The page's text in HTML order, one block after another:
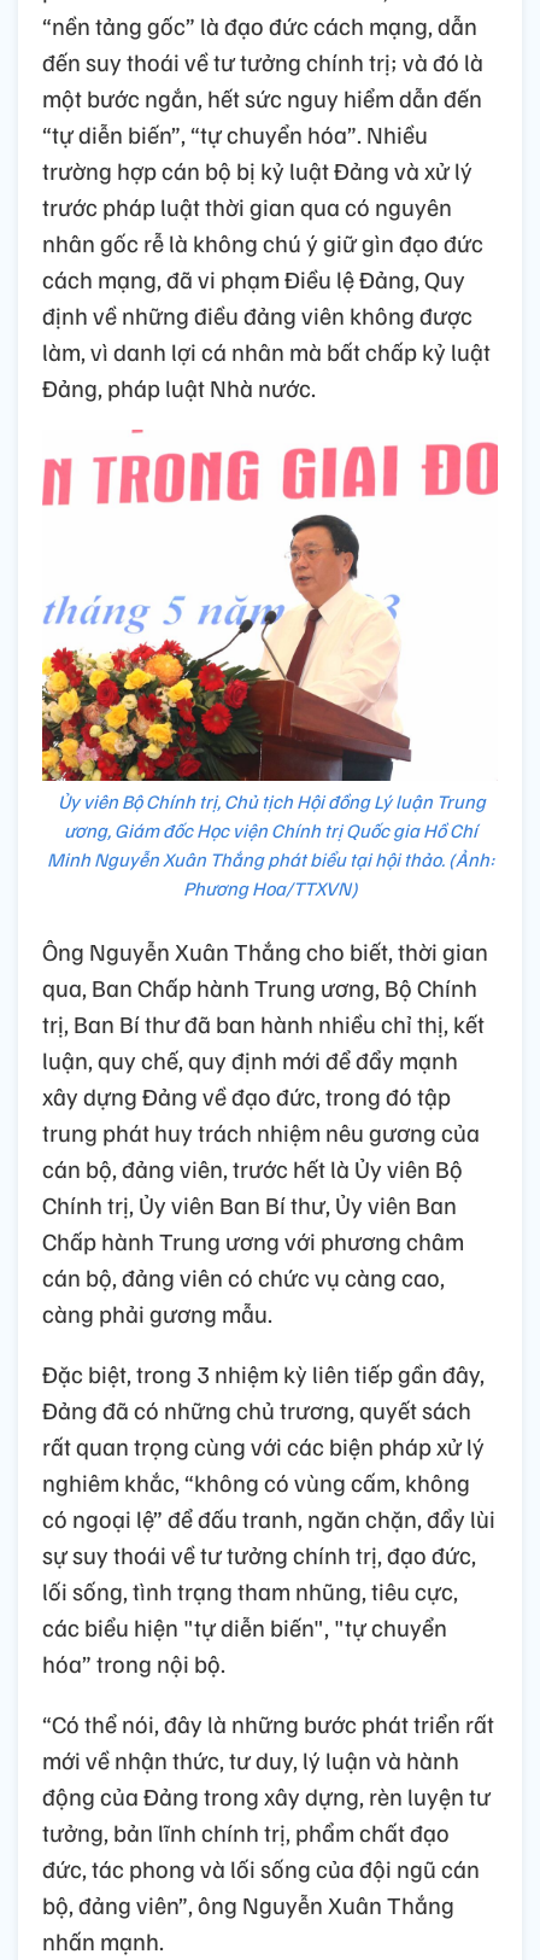
“nền tảng gốc” là đạo đức cách mạng, dẫn
đến suy thoái về tư tưởng chính trị; và đó là
một bước ngắn, hết sức nguy hiểm dẫn đến
“tự diễn biến”, “tự chuyển hóa”. Nhiều
trường hợp cán bộ bị kỷ luật Đảng và xử lý
trước pháp luật thời gian qua có nguyên
nhân gốc rễ là không chú ý giữ gìn đạo đức
cách mạng, đã vi phạm Điều lệ Đảng, Quy
định về những điều đảng viên không được
làm, vì danh lợi cá nhân mà bất chấp kỷ luật
Đảng, pháp luật Nhà nước.
Ủy viên Bộ Chính trị, Chủ tịch Hội đồng Lý luận Trung
ương, Giám đốc Học viện Chính trị Quốc gia Hồ Chí
Minh Nguyễn Xuân Thắng phát biểu tại hội thảo. (Ảnh:
Phương Hoa/TTXVN)
Ông Nguyễn Xuân Thắng cho biết, thời gian
qua, Ban Chấp hành Trung ương, Bộ Chính
trị, Ban Bí thư đã ban hành nhiều chỉ thị, kết
luận, quy chế, quy định mới để đẩy mạnh
xây dựng Đảng về đạo đức, trong đó tập
trung phát huy trách nhiệm nêu gương của
cán bộ, đảng viên, trước hết là Ủy viên Bộ
Chính trị, Ủy viên Ban Bí thư, Ủy viên Ban
Chấp hành Trung ương với phương châm
cán bộ, đảng viên có chức vụ càng cao,
càng phải gương mẫu.
Đặc biệt, trong 3 nhiệm kỳ liên tiếp gần đây,
Đảng đã có những chủ trương, quyết sách
rất quan trọng cùng với các biện pháp xử lý
nghiêm khắc, “không có vùng cấm, không
có ngoại lệ” để đấu tranh, ngăn chặn, đẩy lùi
sự suy thoái về tư tưởng chính trị, đạo đức,
lối sống, tình trạng tham nhũng, tiêu cực,
các biểu hiện "tự diễn biến", "tự chuyển
hóa” trong nội bộ.
“Có thể nói, đây là những bước phát triển rất
mới về nhận thức, tư duy, lý luận và hành
động của Đảng trong xây dựng, rèn luyện tư
tưởng, bản lĩnh chính trị, phẩm chất đạo
đức, tác phong và lối sống của đội ngũ cán
bộ, đảng viên”, ông Nguyễn Xuân Thắng
nhấn mạnh.